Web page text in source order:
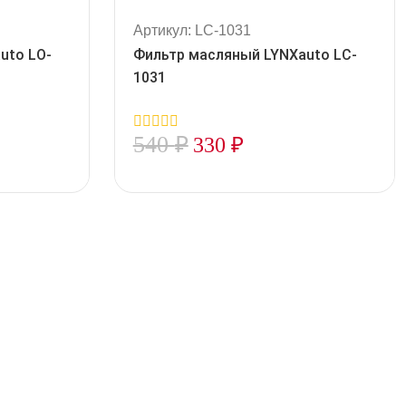
LO-
Артикул: LC-1031
Фильтр масляный LYNXauto LC-
1031
0
out
540₽ 330 ₽